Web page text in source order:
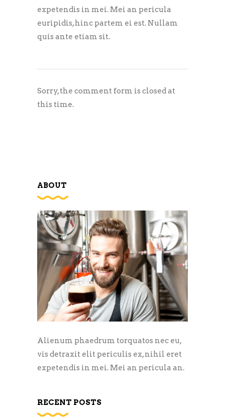
expetendis in mei. Mei an pericula
euripidis, hinc partem ei est. Nullam
quis ante etiam sit.
Sorry, the comment form is closed at
this time.
ABOUT
Alienum phaedrum torquatos nec eu,
vis detraxit elit periculis ex, nihil eret
expetendis in mei. Mei an pericula an.
RECENT POSTS